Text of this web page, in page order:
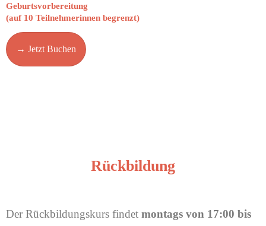
Geburtsvorbereitung
(auf 10 Teilnehmerinnen begrenzt)
→ Jetzt Buchen
Rückbildung
Der Rückbildungskurs findet montags von 17:00 bis